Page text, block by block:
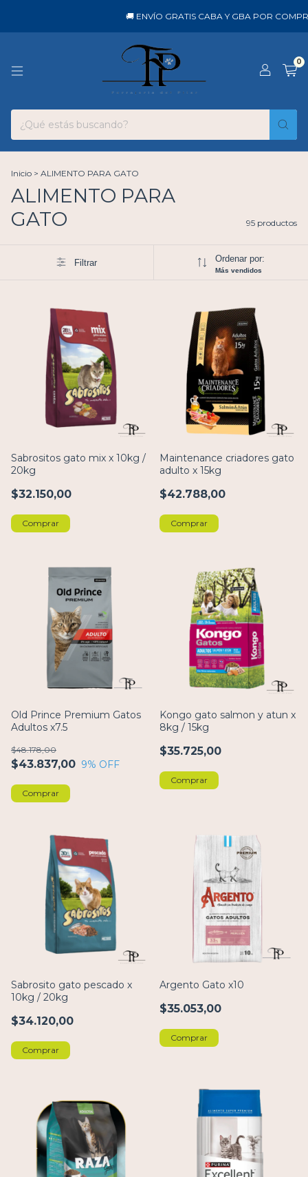
🚚 ENVÍO GRATIS CABA Y GBA POR COMPRAS
0
Inicio > ALIMENTO PARA GATO
ALIMENTO PARA
GATO
95 productos
Filtrar Ordenar por:
Más vendidos
Sabrositos gato mix x 10kg /
20kg
$32.150,00
Comprar
Maintenance criadores gato
adulto x 15kg
$42.788,00
Comprar
Old Prince Premium Gatos
Adultos x7.5
$43.837,00
$48.178,00
9% OFF
Comprar
Kongo gato salmon y atun x
8kg / 15kg
$35.725,00
Comprar
Sabrosito gato pescado x
10kg / 20kg
$34.120,00
Comprar
Argento Gato x10
$35.053,00
Comprar